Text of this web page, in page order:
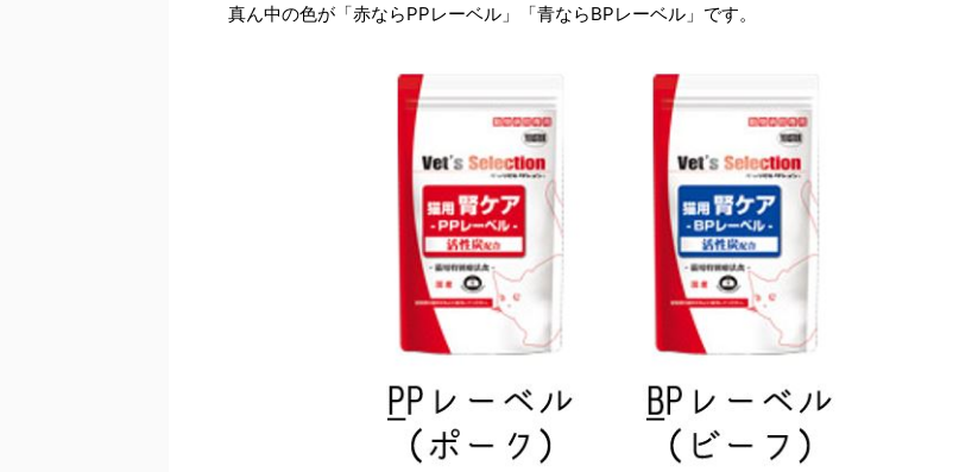
真ん中の色が「赤ならPPレーベル」「青ならBPレーベル」です。